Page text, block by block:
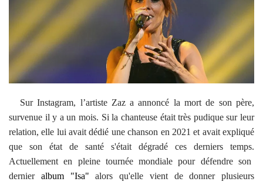
Sur Instagram, l’artiste Zaz a annoncé la mort de son père,
survenue il y a un mois. Si la chanteuse était très pudique sur leur
relation, elle lui avait dédié une chanson en 2021 et avait expliqué
que son état de santé s'était dégradé ces derniers temps.
Actuellement en pleine tournée mondiale pour défendre son
dernier album "Isa"
alors qu'elle vient de donner plusieurs